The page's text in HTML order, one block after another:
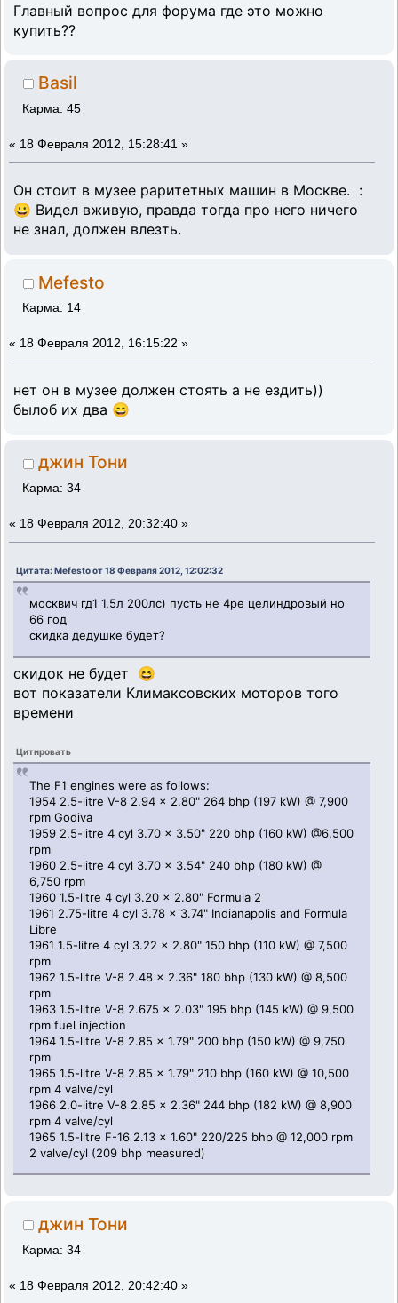
Главный вопрос для форума где это можно
купить??
Basil
Карма: 45
« 18 Февраля 2012, 15:28:41 »
Он стоит в музее раритетных машин в Москве. :
😀 Видел вживую, правда тогда про него ничего
не знал, должен влезть.
Mefesto
Карма: 14
« 18 Февраля 2012, 16:15:22 »
нет он в музее должен стоять а не ездить))
былоб их два 😄
джин Тони
Карма: 34
« 18 Февраля 2012, 20:32:40 »
Цитата: Mefesto от 18 Февраля 2012, 12:02:32
москвич гд1 1,5л 200лс) пусть не 4ре целиндровый но
66 год
скидка дедушке будет?
скидок не будет 😆
вот показатели Климаксовских моторов того
времени
Цитировать
The F1 engines were as follows:
1954 2.5-litre V-8 2.94 x 2.80" 264 bhp (197 kW) @ 7,900
rpm Godiva
1959 2.5-litre 4 cyl 3.70 x 3.50" 220 bhp (160 kW) @6,500
rpm
1960 2.5-litre 4 cyl 3.70 x 3.54" 240 bhp (180 kW) @
6,750 rpm
1960 1.5-litre 4 cyl 3.20 x 2.80" Formula 2
1961 2.75-litre 4 cyl 3.78 x 3.74" Indianapolis and Formula
Libre
1961 1.5-litre 4 cyl 3.22 x 2.80" 150 bhp (110 kW) @ 7,500
rpm
1962 1.5-litre V-8 2.48 x 2.36" 180 bhp (130 kW) @ 8,500
rpm
1963 1.5-litre V-8 2.675 x 2.03" 195 bhp (145 kW) @ 9,500
rpm fuel injection
1964 1.5-litre V-8 2.85 x 1.79" 200 bhp (150 kW) @ 9,750
rpm
1965 1.5-litre V-8 2.85 x 1.79" 210 bhp (160 kW) @ 10,500
rpm 4 valve/cyl
1966 2.0-litre V-8 2.85 x 2.36" 244 bhp (182 kW) @ 8,900
rpm 4 valve/cyl
1965 1.5-litre F-16 2.13 x 1.60" 220/225 bhp @ 12,000 rpm
2 valve/cyl (209 bhp measured)
джин Тони
Карма: 34
« 18 Февраля 2012, 20:42:40 »